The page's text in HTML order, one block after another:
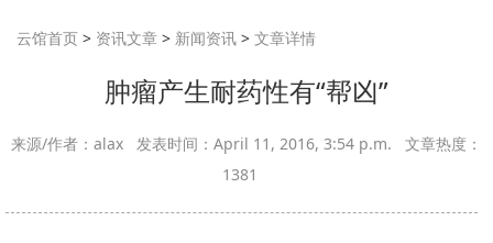
云馆首页 > 资讯文章 > 新闻资讯 > 文章详情
肿瘤产生耐药性有“帮凶”
来源/作者：alax 发表时间：April 11, 2016, 3:54 p.m. 文章热度：
1381